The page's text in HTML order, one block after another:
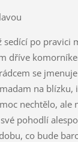
sedící po pravici
dříve
se jmenuje
na blízku,
nechtělo, ale
pohodlí
co bude